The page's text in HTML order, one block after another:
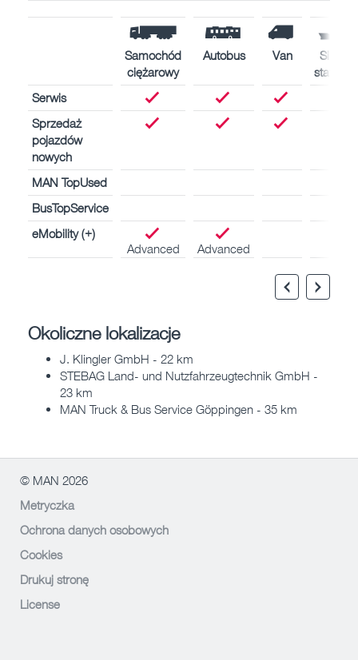
Samochód
ciężarowy
Autobus Van
Silniki
statków
Serwis
Sprzedaż
pojazdów
nowych
MAN TopUsed
BusTopService
eMobility (+)
Advanced
Advanced
Okoliczne lokalizacje
J. Klingler GmbH - 22 km
STEBAG Land- und Nutzfahrzeugtechnik GmbH -
23 km
MAN Truck & Bus Service Göppingen - 35 km
© MAN 2026
Metryczka
Ochrona danych osobowych
Cookies
Drukuj stronę
License